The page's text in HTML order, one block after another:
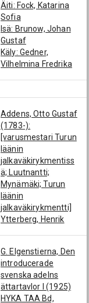
Äiti: Fock, Katarina
Sofia
Isä: Brunow, Johan
Gustaf
Käly: Gedner,
Vilhelmina Fredrika
Addens, Otto Gustaf
(1783-):
[varusmestari Turun
läänin
jalkaväkirykmentiss
ä; Luutnantti;
Mynämäki; Turun
läänin
jalkaväkirykmentti]
Ytterberg, Henrik
läänin
jalkaväkirykmentiss
ä; Turun läänin
jalkaväkirykmentti]
G. Elgenstierna, Den
introducerade
svenska adelns
ättartavlor I (1925)
HYKA TAA Bd,